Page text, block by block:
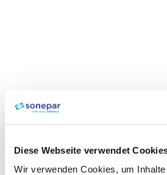
Diese Webseite verwendet
Wir verwenden Cookies, um